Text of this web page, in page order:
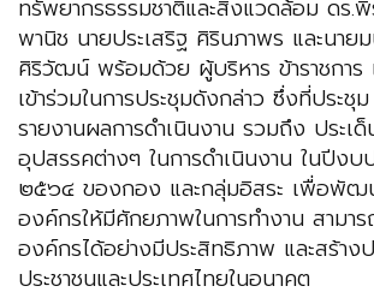
ทรัพยากรธรรมชาติและสิ่งแวดล้อม ดร
พานิช นายประเสริฐ ศิรินภาพร และนา
ศิริวัฒน์ พร้อมด้วย ผู้บริหาร ข้าราชการ
เข้าร่วมในการประชุมดังกล่าว ซึ่งที่ประชุ
รายงานผลการดำเนินงาน รวมถึง ประเ
อุปสรรคต่างๆ ในการดำเนินงาน ในปีง
๒๕๖๔ ของกอง และกลุ่มอิสระ เพื่อพัฒ
องค์กรให้มีศักยภาพในการทำงาน สามา
องค์กรได้อย่างมีประสิทธิภาพ และสร้าง
ประชาชนและประเทศไทยในอนาคต